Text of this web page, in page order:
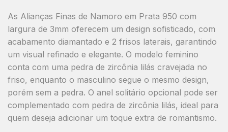
As Alianças Finas de Namoro em Prata 950 com
largura de 3mm oferecem um design sofisticado, com
acabamento diamantado e 2 frisos laterais, garantindo
um visual refinado e elegante. O modelo feminino
conta com uma pedra de zircônia lilás cravejada no
friso, enquanto o masculino segue o mesmo design,
porém sem a pedra. O anel solitário opcional pode ser
complementado com pedra de zircônia lilás, ideal para
quem deseja adicionar um toque extra de romantismo.